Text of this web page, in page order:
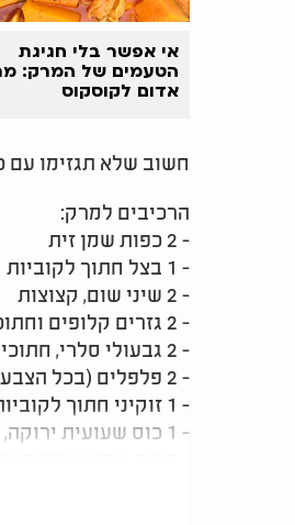
אי אפשר בלי חגיגת
הטעמים של המרק:
אדום לקוסקוס
חשוב שלא תגזימו עם
הרכיבים למרק:
- 2 כפות שמן זית
- 1 בצל חתוך לקוביות
- 2 שיני שום, קצוצות
- 2 גזרים קלופים וחתוכים לקוביות
- 2 גבעולי סלרי, חתוכים לקוביות
- 2 פלפלים (בכל הצבעים), חתוכים לקוביות
- 1 זוקיני חתוך לקוביות
- 1 כוס שעועית ירוקה, קצוצה וחתוכה לחתיכות